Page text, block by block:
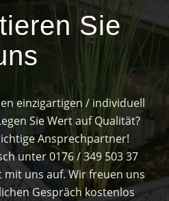
Sie
einzigartigen / individuell
Sie Wert auf Qualität?
Ansprechpartner!
unter 0176 / 349 503 37
mit uns auf. Wir freuen uns
Gespräch kostenlos